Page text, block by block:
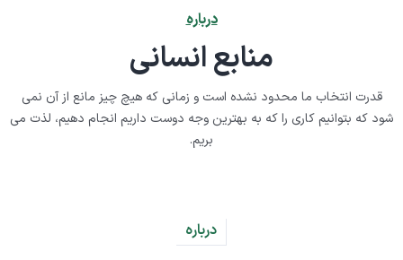
درباره
منابع انسانی
قدرت انتخاب ما محدود نشده است و زمانی که هیچ چیز مانع از آن نمی
شود که بتوانیم کاری را که به بهترین وجه دوست داریم انجام دهیم، لذت می
بریم.
درباره